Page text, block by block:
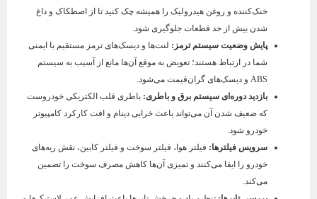
خنک‌کننده و روغن هیدرولیک را همیشه چک کنید تا از اصطکاک و داغ
شدن بیش از حد قطعات جلوگیری شود.
پایش وضعیت سیستم ترمز : لنت‌ها و دیسک‌های ترمز مستقیم با ایمنی
شما در ارتباط هستند؛ تعویض به موقع آن‌ها مانع از آسیب به سیستم
ABS و دیسک‌های گران‌قیمت می‌شود.
بازدید دوره‌ای سیستم برق و باطری: باطری قلب الکتریکی خودروست
که ضعیف شدن آن می‌تواند باعث خرابی دینام و افت کارکرد کامپیوتر
خودرو شود.
سرویس فیلترها: فیلتر هوا، فیلتر سوخت و فیلتر کابین، نقش ریه‌های
خودرو را ایفا می‌کنند و تمیزی آن‌ها کاهش مصرف سوخت را تضمین
می‌کند.